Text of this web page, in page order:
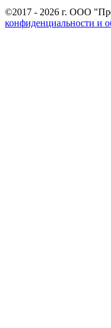
©2017 - 2026 г. ООО
конфиденциальности и